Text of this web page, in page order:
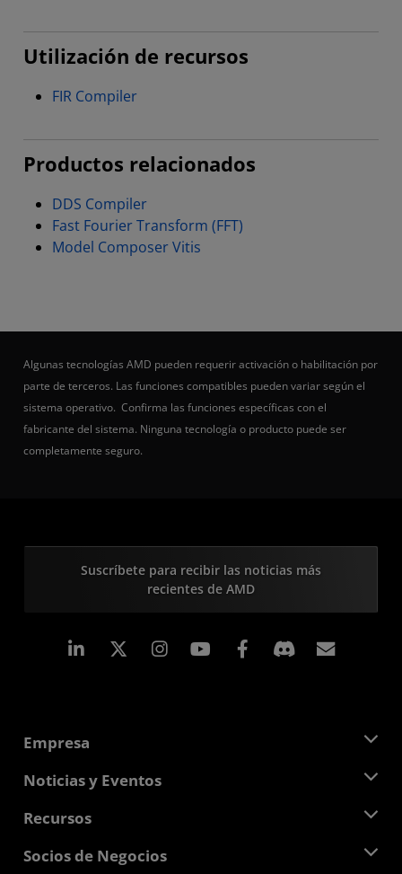
Utilización de recursos
FIR Compiler
Productos relacionados
DDS Compiler
Fast Fourier Transform (FFT)
Model Composer Vitis
Algunas tecnologías AMD pueden requerir activación o habilitación por
parte de terceros. Las funciones compatibles pueden variar según el
sistema operativo. Confirma las funciones específicas con el
fabricante del sistema. Ninguna tecnología o producto puede ser
completamente seguro.
Suscríbete para recibir las noticias más
recientes de AMD
LinkedIn Instagram Facebook
Empresa
Acerca de AMD
Responsabilidad corporativa
Carreras profesionales
Contáctanos
Noticias y Eventos
Sala de prensa
Biblioteca multimedia
Recursos
Centro para desarrolladores
Socios de Negocios